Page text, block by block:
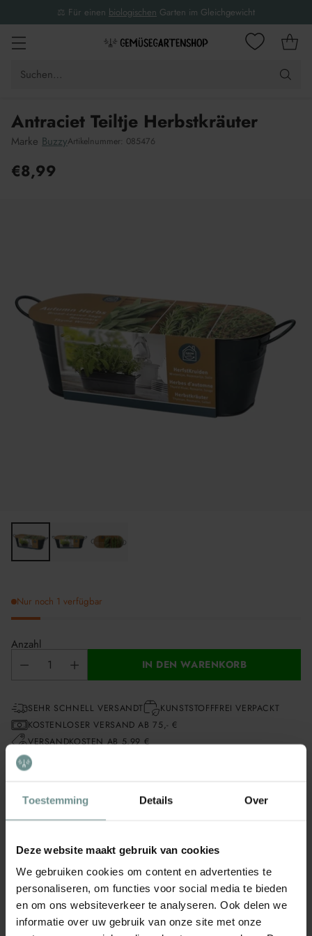
Toestemming Details Over
Deze website maakt gebruik van cookies
We gebruiken cookies om content en advertenties te
personaliseren, om functies voor social media te bieden
en om ons websiteverkeer te analyseren. Ook delen we
informatie over uw gebruik van onze site met onze
⚖️ Für einen biologischen Garten im Gleichgewicht
Suchen…
Antraciet Teiltje Herbstkräuter
Marke BuzzyArtikelnummer: 085476
Unverbindliche
€8,99
Nur noch 1 verfügbar
Anzahl
IN DEN WARENKORB
SEHR SCHNELL VERSANDT
KUNSTSTOFFFREI VERPACKT
KOSTENLOSER VERSAND AB 75,- €
VERSANDKOSTEN AB 5,99 €
Anthrazitfarbenes Töpfchen „Najaars Herfstkruiden“, ein
Töpfchen enthält alles, was Sie für den Start benötigen: Erde
und Samen von Salbei, Rosmarin und Thymian. Diese
Herbst, sodass Sie die ganze Saison über frisch gewürzte
Gerichte geniessen können.
Das anthrazitfarbene Töpfchen ist ideal, wenn Sie nur wenig
Platz haben. Die kompakte Form passt problemlos auf eine
Fensterbank oder einen Tisch, sodass Sie auch ohne grossen